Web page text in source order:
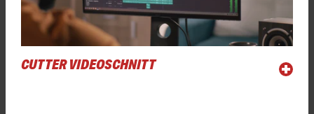
CUTTER VIDEOSCHNITT